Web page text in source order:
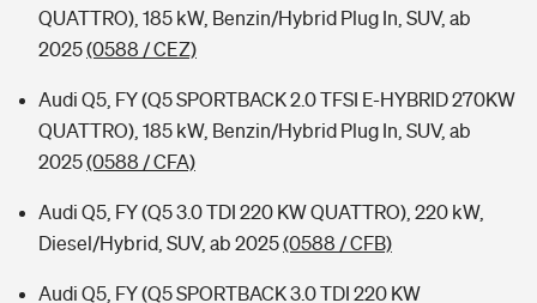
QUATTRO), 185 kW, Benzin/Hybrid Plug In, SUV, ab
2025(0588 / CEZ)
Audi Q5, FY (Q5 SPORTBACK 2.0 TFSI E-HYBRID 270KW
QUATTRO), 185 kW, Benzin/Hybrid Plug In, SUV, ab
2025(0588 / CFA)
Audi Q5, FY (Q5 3.0 TDI 220 KW QUATTRO), 220 kW,
Diesel/Hybrid, SUV, ab 2025(0588 / CFB)
Audi Q5, FY (Q5 SPORTBACK 3.0 TDI 220 KW